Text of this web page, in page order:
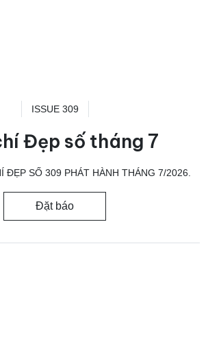
ISSUE 309
Đẹp số tháng 7
ĐẸP SỐ 309 PHÁT HÀNH THÁNG 7/2026.
Đặt báo